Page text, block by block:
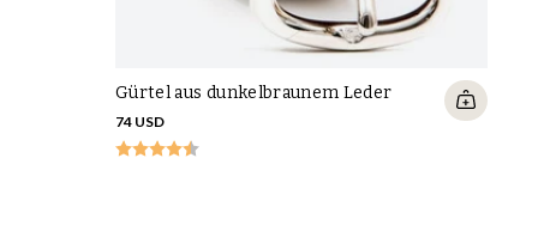
Gürtel aus dunkelbraunem Leder
74 USD